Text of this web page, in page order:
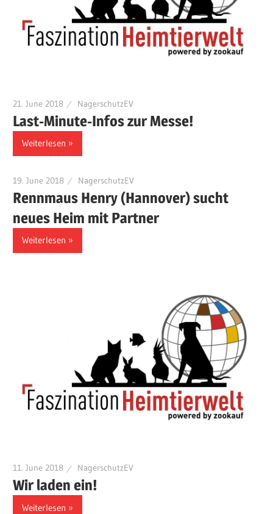
21. June 2018 NagerschutzEV
Last-Minute-Infos zur Messe!
Weiterlesen
19. June 2018 NagerschutzEV
Rennmaus Henry (Hannover) sucht
neues Heim mit Partner
Weiterlesen
11. June 2018 NagerschutzEV
Wir laden ein!
Weiterlesen